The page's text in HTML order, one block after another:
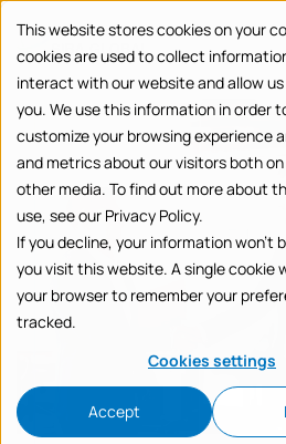
This website stores cookies on your
cookies are used to collect
interact with our website and allow
you. We use this information in order
customize your browsing experience
and metrics about our visitors both
other media. To find out more about
use, see our Privacy Policy.
If you decline, your information won’t
you visit this website. A single cookie
your browser to remember your
tracked.
Cookies settings
Accept
navigation
the content